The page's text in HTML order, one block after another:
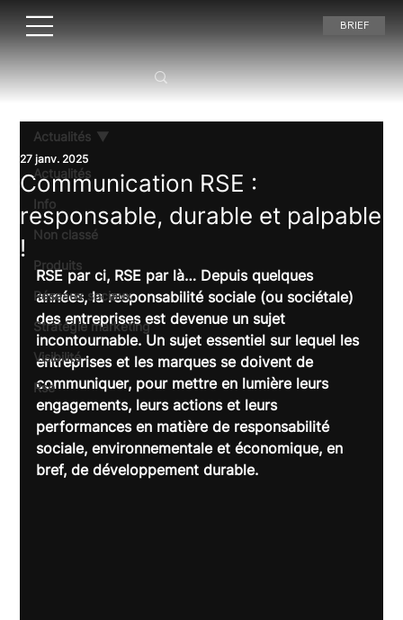
BRIEF
Actualités
Info
Non classé
Produits
Réseaux sociaux
Stratégie marketing
Visibilité
Rse
Actualités
Communication RSE :
responsable, durable et palpable
!
27 janv. 2025
RSE par ci, RSE par là… Depuis quelques
années, la responsabilité sociale (ou sociétale)
des entreprises est devenue un sujet
incontournable. Un sujet essentiel sur lequel les
entreprises et les marques se doivent de
communiquer, pour mettre en lumière leurs
engagements, leurs actions et leurs
performances en matière de responsabilité
sociale, environnementale et économique, en
bref, de développement durable.